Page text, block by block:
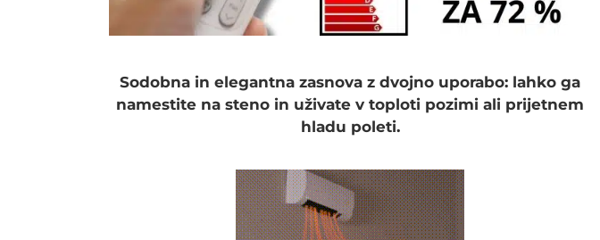
Sodobna in elegantna zasnova z dvojno uporabo: lahko ga
namestite na steno in uživate v toploti pozimi ali prijetnem
hladu poleti.